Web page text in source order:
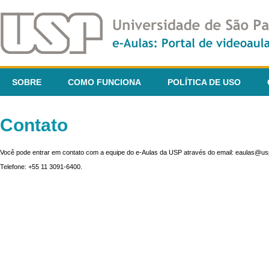
SOBRE COMO FUNCIONA POLÍTICA DE USO
Contato
Você pode entrar em contato com a equipe do e-Aulas da USP através do email:
Telefone: +55 11 3091-6400.